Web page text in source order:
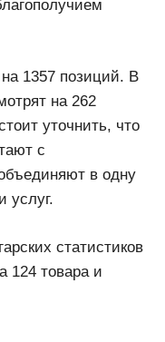
1357 позиций. В
на 262
уточнить, что
с
в одну
услуг.
статистиков
124 товара и